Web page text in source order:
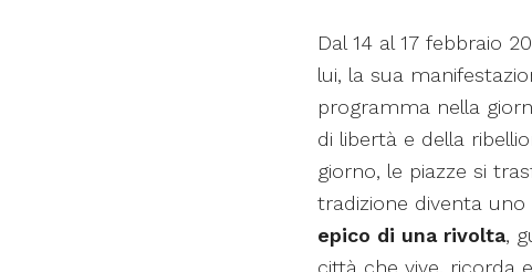
Dal 14 al 17 febbraio
lui, la sua
programma nella
di libertà e della
giorno, le piazze si
tradizione diventa uno
epico di una rivolta,
città che vive, ricorda